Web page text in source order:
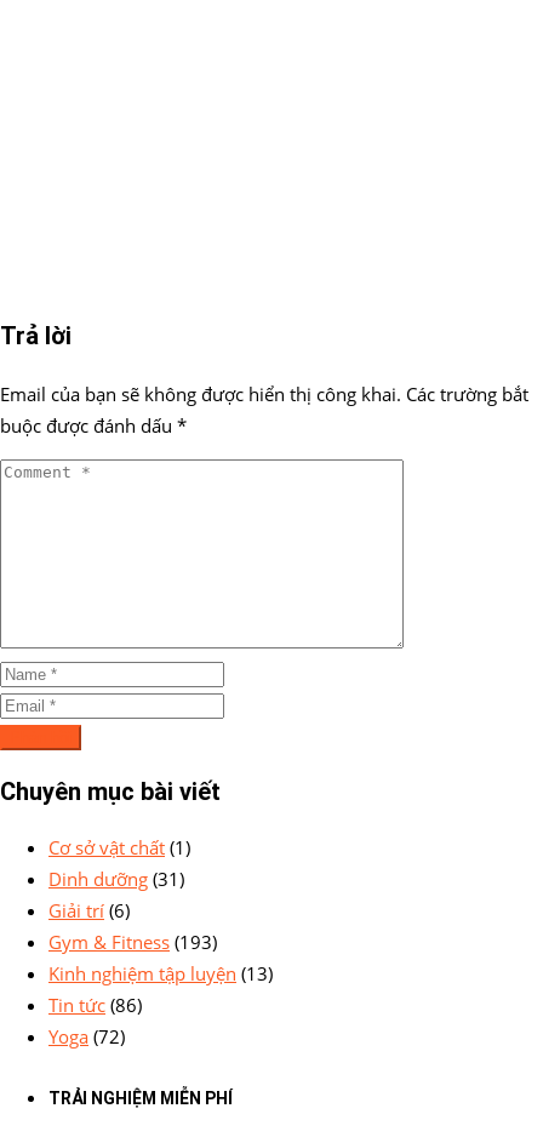
Trả lời
Email của bạn sẽ không được hiển thị công khai. Các trường bắt
buộc được đánh dấu *
Chuyên mục bài viết
Cơ sở vật chất (1)
Dinh dưỡng (31)
Giải trí (6)
Gym & Fitness (193)
Kinh nghiệm tập luyện (13)
Tin tức (86)
Yoga (72)
TRẢI NGHIỆM MIỄN PHÍ